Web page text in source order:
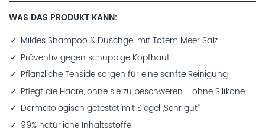
WAS DAS PRODUKT KANN
Mildes Shampoo & Duschgel mit Totem Meer Salz
Präventiv gegen schuppige Kopfhaut
Pflanzliche Tenside sorgen für eine sanfte Reinigung
Pflegt die Haare, ohne sie zu beschweren - ohne Silikone
Dermatologisch getestet mit Siegel „Sehr gut“
99% natürliche Inhaltsstoffe